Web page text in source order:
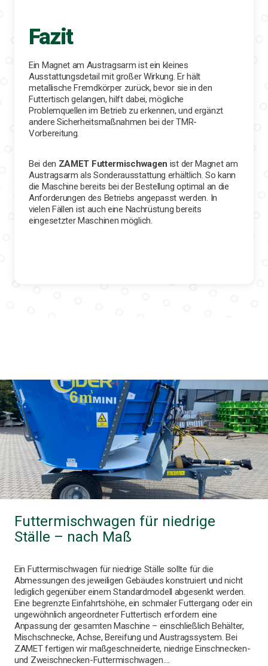
Fazit
Ein Magnet am Austragsarm ist ein kleines
Ausstattungsdetail mit großer Wirkung. Er hält
metallische Fremdkörper zurück, bevor sie in den
Futtertisch gelangen, hilft dabei, mögliche
Problemquellen im Betrieb zu erkennen, und ergänzt
andere Sicherheitsmaßnahmen bei der TMR-
Vorbereitung.
Bei den ZAMET Futtermischwagen ist der Magnet am
Austragsarm als Sonderausstattung erhältlich. So kann
die Maschine bereits bei der Bestellung optimal an die
Anforderungen des Betriebs angepasst werden. In
vielen Fällen ist auch eine Nachrüstung bereits
eingesetzter Maschinen möglich.
Futtermischwagen für niedrige
Ställe – nach Maß
Ein Futtermischwagen für niedrige Ställe sollte für die
Abmessungen des jeweiligen Gebäudes konstruiert und nicht
lediglich gegenüber einem Standardmodell abgesenkt werden.
Eine begrenzte Einfahrtshöhe, ein schmaler Futtergang oder ein
ungewöhnlich angeordneter Futtertisch erfordern eine
Anpassung der gesamten Maschine – einschließlich Behälter,
Mischschnecke, Achse, Bereifung und Austragssystem. Bei
ZAMET fertigen wir maßgeschneiderte, niedrige Einschnecken-
und Zweischnecken-Futtermischwagen….